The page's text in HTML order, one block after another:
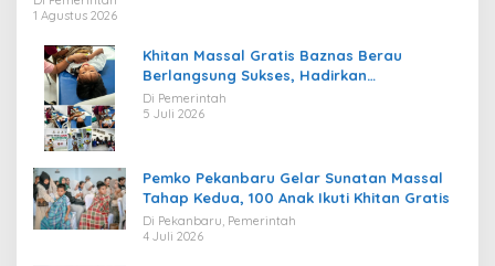
1 Agustus 2026
Khitan Massal Gratis Baznas Berau
Berlangsung Sukses, Hadirkan
Kebahagiaan bagi Puluhan Anak
Di Pemerintah
5 Juli 2026
Pemko Pekanbaru Gelar Sunatan Massal
Tahap Kedua, 100 Anak Ikuti Khitan Gratis
Di Pekanbaru, Pemerintah
4 Juli 2026